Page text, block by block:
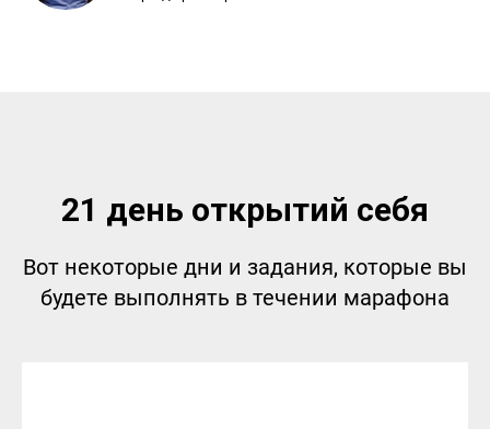
21 день открытий себя
Вот некоторые дни и задания, которые вы
будете выполнять в течении марафона